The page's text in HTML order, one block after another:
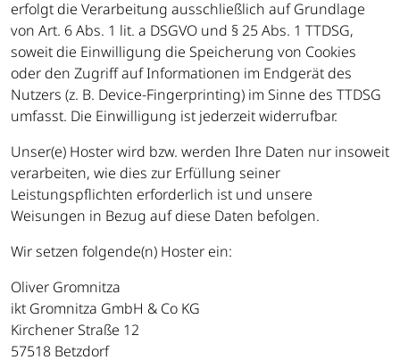
erfolgt die Verarbeitung ausschließlich auf Grundlage
von Art. 6 Abs. 1 lit. a DSGVO und § 25 Abs. 1 TTDSG,
soweit die Einwilligung die Speicherung von Cookies
oder den Zugriff auf Informationen im Endgerät des
Nutzers (z. B. Device-Fingerprinting) im Sinne des TTDSG
umfasst. Die Einwilligung ist jederzeit widerrufbar.
Unser(e) Hoster wird bzw. werden Ihre Daten nur insoweit
verarbeiten, wie dies zur Erfüllung seiner
Leistungspflichten erforderlich ist und unsere
Weisungen in Bezug auf diese Daten befolgen.
Wir setzen folgende(n) Hoster ein:
Oliver Gromnitza
ikt Gromnitza GmbH & Co KG
Kirchener Straße 12
57518 Betzdorf